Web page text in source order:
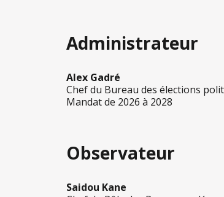
Administrateur
Alex Gadré
Chef du Bureau des élections
Mandat de 2026 à 2028
Observateur
Saidou Kane